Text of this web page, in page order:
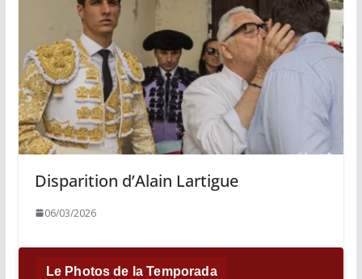
Disparition d’Alain Lartigue
06/03/2026
Le Photos de la Temporada